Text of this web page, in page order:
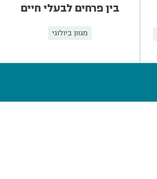
בין פרחים לבעלי חיים
מגוון ביולוגי